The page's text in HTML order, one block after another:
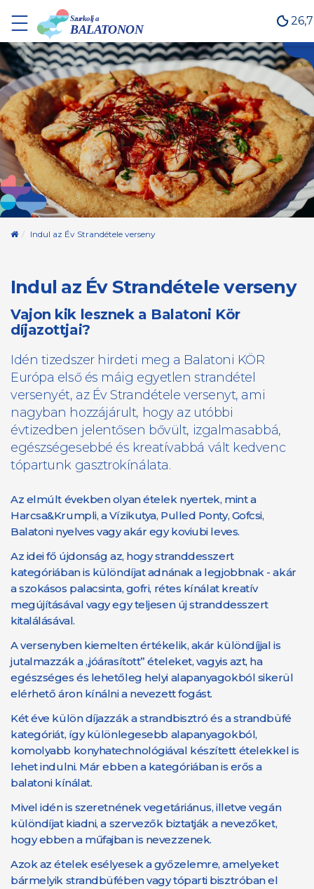
Kezdőoldal
Indul az Év Strandétele verseny
Indul az Év Strandétele verseny
Vajon kik lesznek a Balatoni Kör
díjazottjai?
Idén tizedszer hirdeti meg a Balatoni KÖR
Európa első és máig egyetlen strandétel
versenyét, az Év Strandétele versenyt, ami
nagyban hozzájárult, hogy az utóbbi
évtizedben jelentősen bővült, izgalmasabbá,
egészségesebbé és kreatívabbá vált kedvenc
tópartunk gasztrokínálata.
Az elmúlt években olyan ételek nyertek, mint a
Harcsa&Krumpli, a Vízikutya, Pulled Ponty, Gofcsi,
Balatoni nyelves vagy akár egy koviubi leves.
Az idei fő újdonság az, hogy stranddesszert
kategóriában is különdíjat adnának a legjobbnak - akár
a szokásos palacsinta, gofri, rétes kínálat kreatív
megújításával vagy egy teljesen új stranddesszert
kitalálásával.
A versenyben kiemelten értékelik, akár különdíjjal is
jutalmazzák a „jóárasított” ételeket, vagyis azt, ha
egészséges és lehetőleg helyi alapanyagokból sikerül
elérhető áron kínálni a nevezett fogást.
Két éve külön díjazzák a strandbisztró és a strandbüfé
kategóriát, így különlegesebb alapanyagokból,
komolyabb konyhatechnológiával készített ételekkel is
lehet indulni. Már ebben a kategóriában is erős a
balatoni kínálat.
Mivel idén is szeretnének vegetáriánus, illetve vegán
különdíjat kiadni, a szervezők biztatják a nevezőket,
hogy ebben a műfajban is nevezzenek.
Azok az ételek esélyesek a győzelemre, amelyeket
bármelyik strandbüfében vagy tóparti bisztróban el